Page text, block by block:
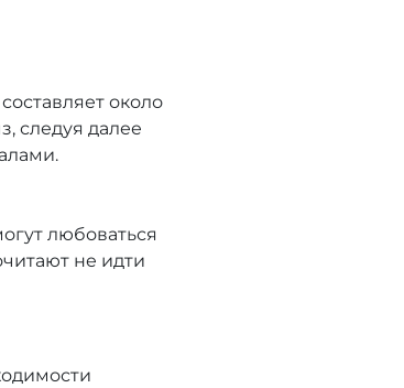
около
следуя далее
любоваться
не идти